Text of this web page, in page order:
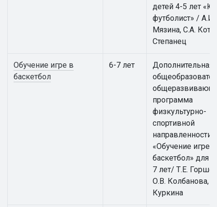
детей 4-5 лет
футболист» / А.И.
Мязина, С.А.
Степанец
Обучение игре в
баскетбол
6-7 лет
Дополнительная
программа
физкультурно-
спортивной
направленности
«Обучение игре в
баскетбол» для
7 лет/ Т.Е.
О.В. Колбанова,
Куркина